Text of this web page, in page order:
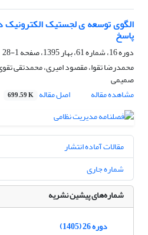
الگوی توسعه ی لجستیک الکترونیک
پاسخ
دوره 16، شماره 61، بهار 1395، صفحه
1-28
محمدرضا تقوا، مقصود امیری، محمدتقی
صمیمی
مشاهده مقاله
اصل مقاله 699.59 K
مقالات آماده انتشار
شماره جاری
شماره‌های پیشین نشریه
دوره 26 (1405)